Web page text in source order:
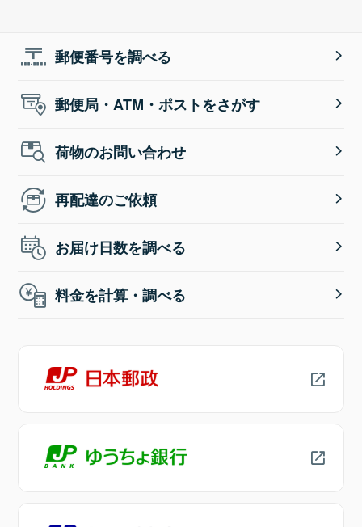
郵便番号を調べる
郵便局・ATM・ポストをさがす
荷物のお問い合わせ
再配達のご依頼
お届け日数を調べる
料金を計算・調べる